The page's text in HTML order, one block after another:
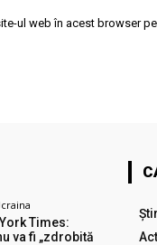
ul web în acest browser
Times:
va fi „zdrobită